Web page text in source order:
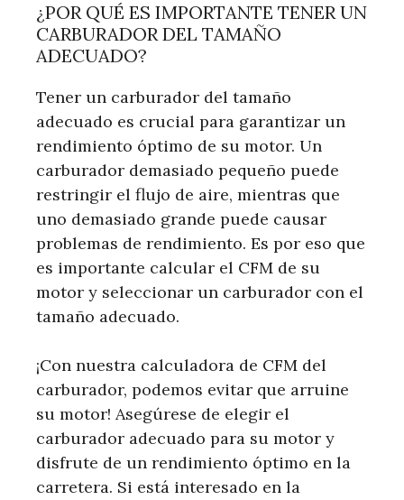
¿POR QUÉ ES IMPORTANTE TENER UN
CARBURADOR DEL TAMAÑO
ADECUADO?
Tener un carburador del tamaño
adecuado es crucial para garantizar un
rendimiento óptimo de su motor. Un
carburador demasiado pequeño puede
restringir el flujo de aire, mientras que
uno demasiado grande puede causar
problemas de rendimiento. Es por eso que
es importante calcular el CFM de su
motor y seleccionar un carburador con el
tamaño adecuado.
¡Con nuestra calculadora de CFM del
carburador, podemos evitar que arruine
su motor! Asegúrese de elegir el
carburador adecuado para su motor y
disfrute de un rendimiento óptimo en la
carretera. Si está interesado en la